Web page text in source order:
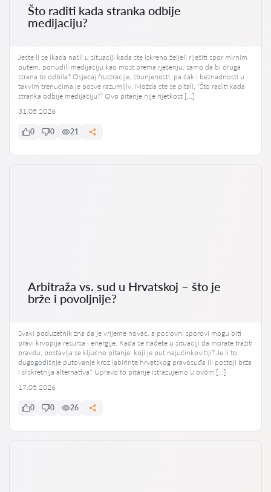
Što raditi kada stranka odbije
medijaciju?
Jeste li se ikada našli u situaciji kada ste iskreno željeli riješiti spor mirnim
putem, ponudili medijaciju kao most prema rješenju, samo da bi druga
strana to odbila? Osjećaj frustracije, zbunjenosti, pa čak i beznadnosti u
takvim trenucima je posve razumljiv. Možda ste se pitali, “Što raditi kada
stranka odbije medijaciju?” Ovo pitanje nije rijetkost […]
31.05.2026
0 0 21
Arbitraža vs. sud u Hrvatskoj – što je
brže i povoljnije?
Svaki poduzetnik zna da je vrijeme novac, a poslovni sporovi mogu biti
pravi krvopija resursa i energije. Kada se nađete u situaciji da morate tražiti
pravdu, postavlja se ključno pitanje: koji je put najučinkovitiji? Je li to
dugogodišnje putovanje kroz labirinte hrvatskog pravosuđa ili postoji brža
i diskretnija alternativa? Upravo to pitanje istražujemo u ovom […]
17.05.2026
0 0 26